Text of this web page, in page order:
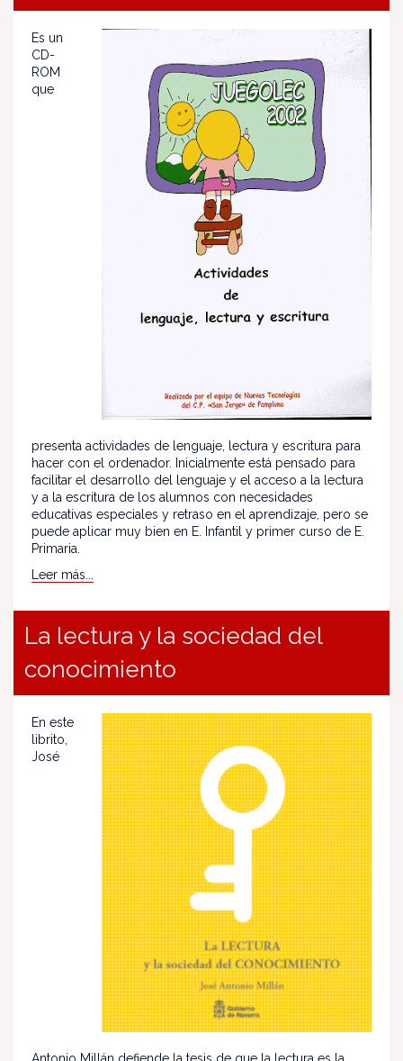
Es un
CD-
ROM
que
presenta actividades de lenguaje, lectura y escritura para
hacer con el ordenador. Inicialmente está pensado para
facilitar el desarrollo del lenguaje y el acceso a la lectura
y a la escritura de los alumnos con necesidades
educativas especiales y retraso en el aprendizaje, pero se
puede aplicar muy bien en E. Infantil y primer curso de E.
Primaria.
Leer más...
La lectura y la sociedad del
conocimiento
En este
librito,
José